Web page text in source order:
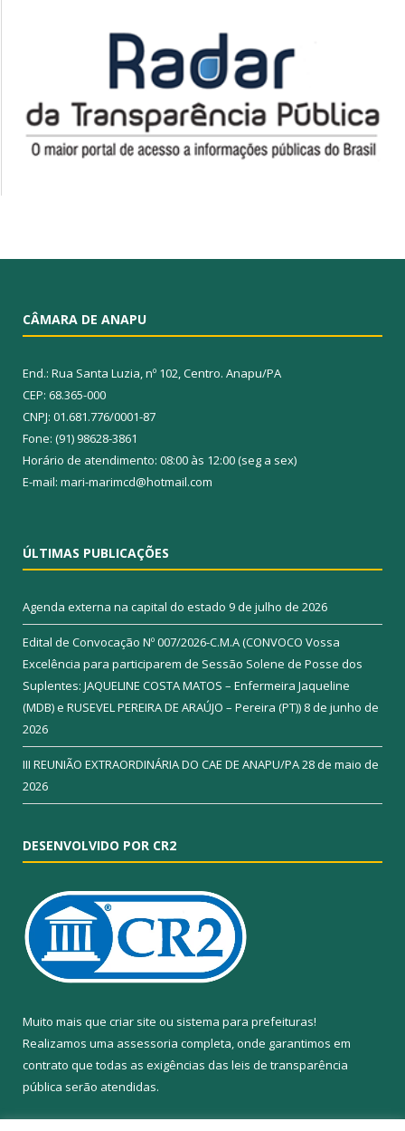
CÂMARA DE ANAPU
End.: Rua Santa Luzia, nº 102, Centro. Anapu/PA
CEP: 68.365-000
CNPJ: 01.681.776/0001-87
Fone: (91) 98628-3861
Horário de atendimento: 08:00 às 12:00 (seg a sex)
E-mail: mari-marimcd@hotmail.com
ÚLTIMAS PUBLICAÇÕES
Agenda externa na capital do estado 9 de julho de 2026
Edital de Convocação Nº 007/2026-C.M.A (CONVOCO Vossa
Excelência para participarem de Sessão Solene de Posse dos
Suplentes: JAQUELINE COSTA MATOS – Enfermeira Jaqueline
(MDB) e RUSEVEL PEREIRA DE ARAÚJO – Pereira (PT)) 8 de junho de
2026
III REUNIÃO EXTRAORDINÁRIA DO CAE DE ANAPU/PA28 de maio de
2026
DESENVOLVIDO POR CR2
Muito mais que criar site ou sistema para prefeituras!
Realizamos uma assessoria completa, onde garantimos em
contrato que todas as exigências das leis de transparência
pública serão atendidas.